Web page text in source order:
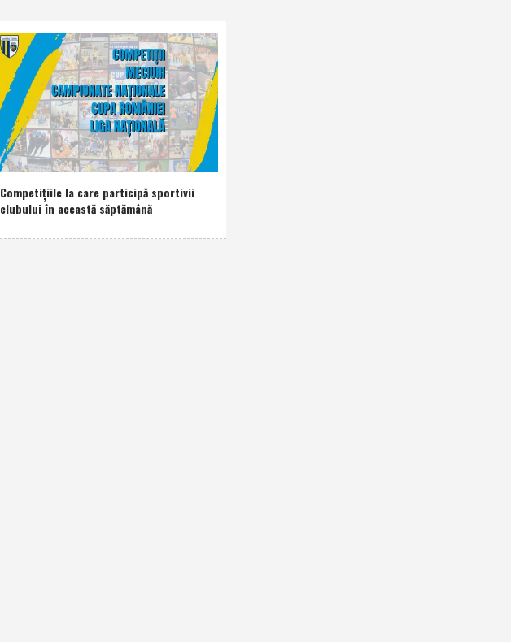
Competiţiile la care participă sportivii
clubului în această săptămână